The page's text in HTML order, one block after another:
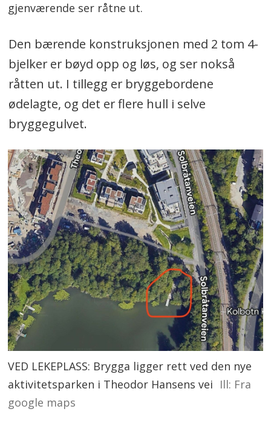
gjenværende ser råtne ut.
Den bærende konstruksjonen med 2 tom 4-
bjelker er bøyd opp og løs, og ser nokså
råtten ut. I tillegg er bryggebordene
ødelagte, og det er flere hull i selve
bryggegulvet.
VED LEKEPLASS: Brygga ligger rett ved den nye
aktivitetsparken i Theodor Hansens vei Ill: Fra
google maps